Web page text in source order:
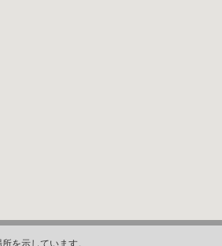
を示しています。